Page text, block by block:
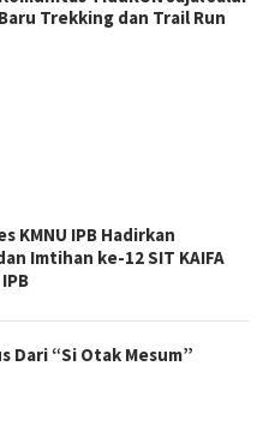
Baru Trekking dan Trail Run
KMNU IPB Hadirkan
Imtihan ke-12 SIT KAIFA
Dari “Si Otak Mesum”